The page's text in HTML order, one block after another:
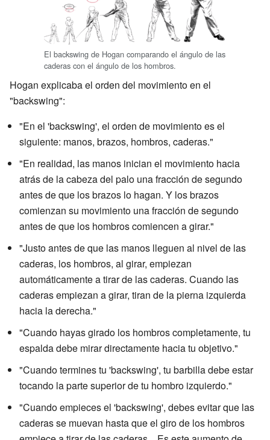
El backswing de Hogan comparando el ángulo de las
caderas con el ángulo de los hombros.
Hogan explicaba el orden del movimiento en el
"backswing":
"En el 'backswing', el orden de movimiento es el
siguiente: manos, brazos, hombros, caderas."
"En realidad, las manos inician el movimiento hacia
atrás de la cabeza del palo una fracción de segundo
antes de que los brazos lo hagan. Y los brazos
comienzan su movimiento una fracción de segundo
antes de que los hombros comiencen a girar."
"Justo antes de que las manos lleguen al nivel de las
caderas, los hombros, al girar, empiezan
automáticamente a tirar de las caderas. Cuando las
caderas empiezan a girar, tiran de la pierna izquierda
hacia la derecha."
"Cuando hayas girado los hombros completamente, tu
espalda debe mirar directamente hacia tu objetivo."
"Cuando termines tu 'backswing', tu barbilla debe estar
tocando la parte superior de tu hombro izquierdo."
"Cuando empieces el 'backswing', debes evitar que las
caderas se muevan hasta que el giro de los hombros